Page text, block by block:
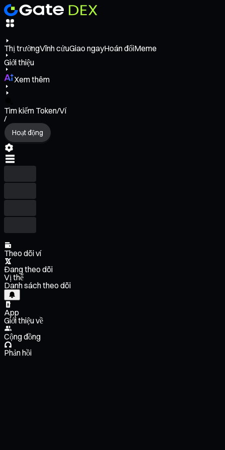
Thị trườngVĩnh cửuGiao ngayHoán đổiMeme
Giới thiệu
Xem thêm
Tìm kiếm Token/Ví
/
Hoạt động
Theo dõi ví
Đang theo dõi
Vị thế
Danh sách theo dõi
App
Giới thiệu về
Cộng đồng
Phản hồi